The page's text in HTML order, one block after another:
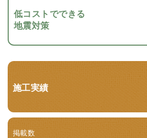
低コストでできる
地震対策
施工実績
掲載数